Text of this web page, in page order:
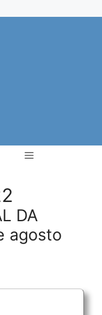
Menu
DA
agosto